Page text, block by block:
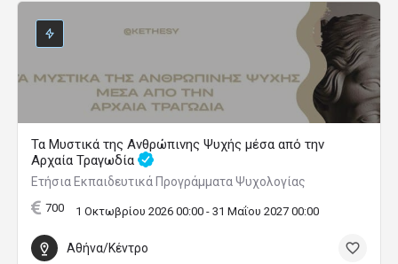
Τα Μυστικά της Ανθρώπινης Ψυχής μέσα από την
Αρχαία Τραγωδία
Ετήσια Εκπαιδευτικά Προγράμματα Ψυχολογίας
700 1 Οκτωβρίου 2026 00:00 - 31 Μαΐου 2027 00:00
Αθήνα/Κέντρο